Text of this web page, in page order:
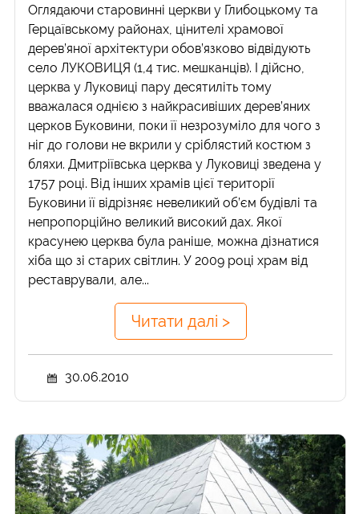
Оглядаючи старовинні церкви у Глибоцькому та
Герцаївському районах, цінителі храмової
дерев’яної архітектури обов’язково відвідують
село ЛУКОВИЦЯ (1,4 тис. мешканців). І дійсно,
церква у Луковиці пару десятиліть тому
вважалася однією з найкрасивіших дерев’яних
церков Буковини, поки її незрозуміло для чого з
ніг до голови не вкрили у сріблястий костюм з
бляхи. Дмитріївська церква у Луковиці зведена у
1757 році. Від інших храмів цієї території
Буковини її відрізняє невеликий об’єм будівлі та
непропорційно великий високий дах. Якої
красунею церква була раніше, можна дізнатися
хіба що зі старих світлин. У 2009 році храм від
реставрували, але...
Читати далі >
30.06.2010